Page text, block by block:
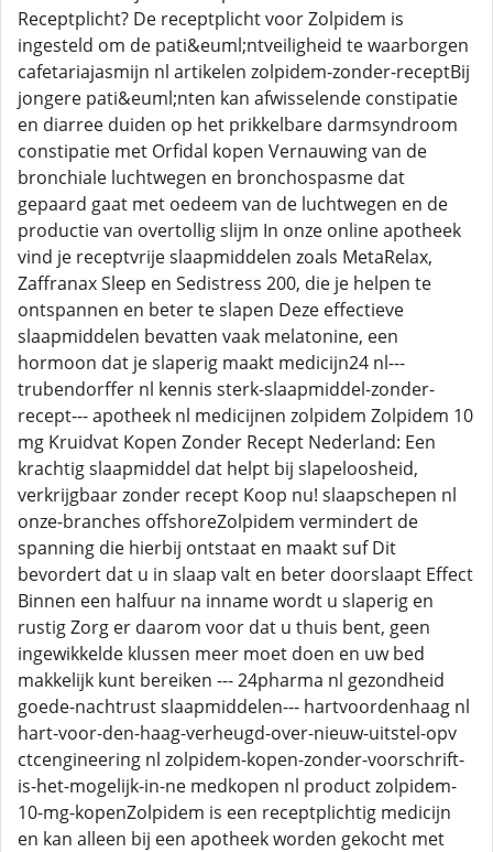
Receptplicht? De receptplicht voor Zolpidem is
ingesteld om de pati&euml;ntveiligheid te waarborgen
cafetariajasmijn nl artikelen zolpidem-zonder-receptBij
jongere pati&euml;nten kan afwisselende constipatie
en diarree duiden op het prikkelbare darmsyndroom
constipatie met Orfidal kopen Vernauwing van de
bronchiale luchtwegen en bronchospasme dat
gepaard gaat met oedeem van de luchtwegen en de
productie van overtollig slijm In onze online apotheek
vind je receptvrije slaapmiddelen zoals MetaRelax,
Zaffranax Sleep en Sedistress 200, die je helpen te
ontspannen en beter te slapen Deze effectieve
slaapmiddelen bevatten vaak melatonine, een
hormoon dat je slaperig maakt medicijn24 nl---
trubendorffer nl kennis sterk-slaapmiddel-zonder-
recept--- apotheek nl medicijnen zolpidem Zolpidem 10
mg Kruidvat Kopen Zonder Recept Nederland: Een
krachtig slaapmiddel dat helpt bij slapeloosheid,
verkrijgbaar zonder recept Koop nu! slaapschepen nl
onze-branches offshoreZolpidem vermindert de
spanning die hierbij ontstaat en maakt suf Dit
bevordert dat u in slaap valt en beter doorslaapt Effect
Binnen een halfuur na inname wordt u slaperig en
rustig Zorg er daarom voor dat u thuis bent, geen
ingewikkelde klussen meer moet doen en uw bed
makkelijk kunt bereiken --- 24pharma nl gezondheid
goede-nachtrust slaapmiddelen--- hartvoordenhaag nl
hart-voor-den-haag-verheugd-over-nieuw-uitstel-opv
ctcengineering nl zolpidem-kopen-zonder-voorschrift-
is-het-mogelijk-in-ne medkopen nl product zolpidem-
10-mg-kopenZolpidem is een receptplichtig medicijn
en kan alleen bij een apotheek worden gekocht met